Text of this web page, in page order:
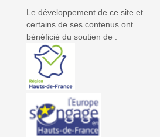
Le développement de ce site et
certains de ses contenus ont
bénéficié du soutien de :